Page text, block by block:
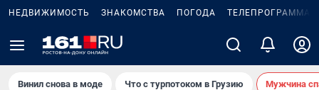
НЕДВИЖИМОСТЬ ЗНАКОМСТВА ПОГОДА ТЕЛЕПРОГРАММА
Винил снова в моде Что с турпотоком в Грузию Мужчина